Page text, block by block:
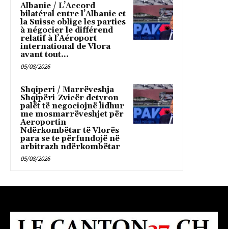
Albanie / L’Accord
bilatéral entre l’Albanie et
la Suisse oblige les parties
à négocier le différend
relatif à l’Aéroport
international de Vlora
avant tout...
05/08/2026
Shqiperi / Marrëveshja
Shqipëri-Zvicër detyron
palët të negociojnë lidhur
me mosmarrëveshjet për
Aeroportin
Ndërkombëtar të Vlorës
para se te përfundojë në
arbitrazh ndërkombëtar
05/08/2026